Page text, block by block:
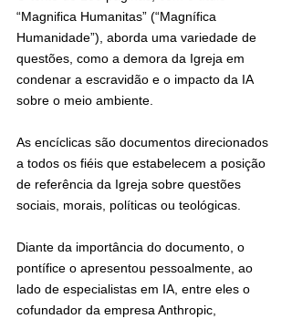
“Magnifica Humanitas” (“Magnífica
Humanidade”), aborda uma variedade de
questões, como a demora da Igreja em
condenar a escravidão e o impacto da IA
sobre o meio ambiente.
As encíclicas são documentos direcionados
a todos os fiéis que estabelecem a posição
de referência da Igreja sobre questões
sociais, morais, políticas ou teológicas.
Diante da importância do documento, o
pontífice o apresentou pessoalmente, ao
lado de especialistas em IA, entre eles o
cofundador da empresa Anthropic,